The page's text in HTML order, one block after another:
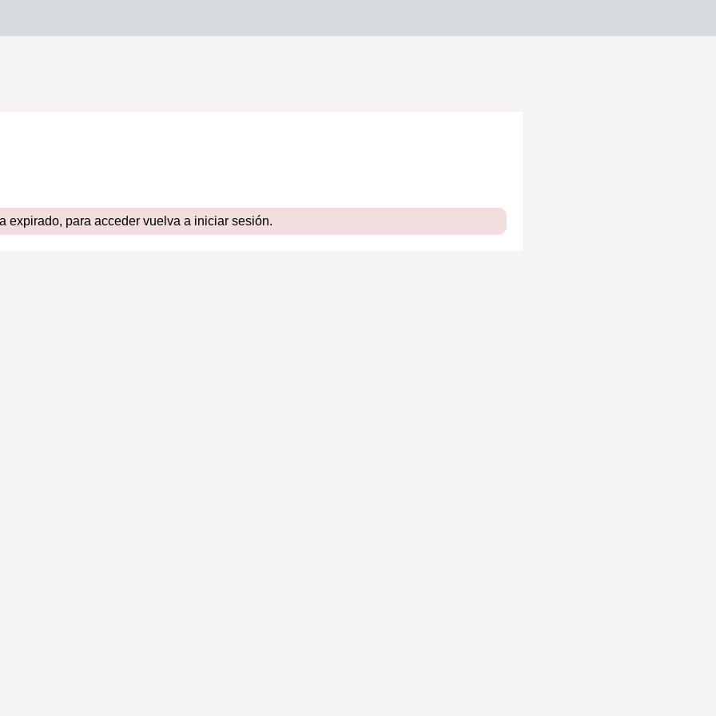
expirado, para acceder vuelva a iniciar sesión.